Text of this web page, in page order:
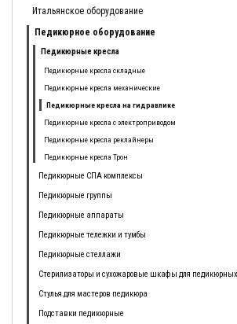
Итальянское оборудование
Педикюрное оборудование
Педикюрные кресла
Педикюрные кресла складные
Педикюрные кресла механические
Педикюрные кресла на гидравлике
Педикюрные кресла с электроприводом
Педикюрные кресла реклайнеры
Педикюрные кресла Трон
Педикюрные СПА комплексы
Педикюрные группы
Педикюрные аппараты
Педикюрные тележки и тумбы
Педикюрные стеллажи
Стерилизаторы и сухожаровые шкафы для
Стулья для мастеров педикюра
Подставки педикюрные